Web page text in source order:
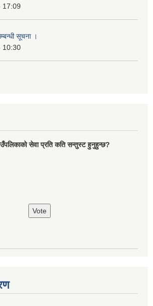
17:09
सूचना ।
10:30
सेवा प्रति कति सन्तुस्ट हुनुहुन्छ?